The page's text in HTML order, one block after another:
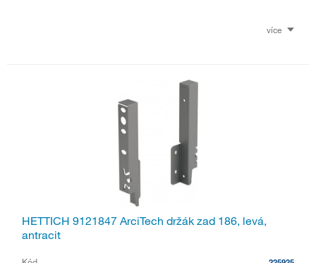
více
HETTICH 9121847 ArciTech držák zad 186, levá,
antracit